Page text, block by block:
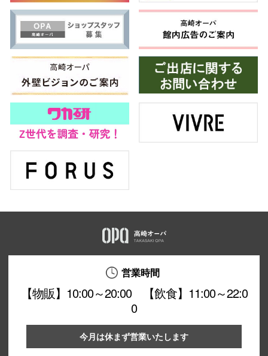
営業時間
【物販】10:00～20:00 【飲食】11:00～22:0
0
今月は休まず営業いたします